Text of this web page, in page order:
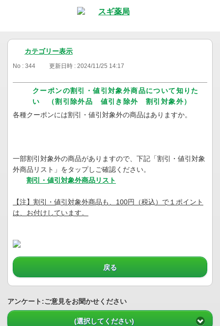
カテゴリー表示
No : 344 更新日時 : 2024/11/25 14:17
クーポンの割引・値引対象外商品について知りた
い （割引除外品 値引き除外 割引対象外）
各種クーポンには割引・値引対象外の商品はありますか。
一部割引対象外の商品がありますので、下記「割引・値引対象
外商品リスト」をタップしご確認ください。
割引・値引対象外商品リスト
【注】割引・値引対象外商品も、100円（税込）で１ポイント
は、お付けしています。
戻る
アンケート:ご意見をお聞かせください
(選択してください)